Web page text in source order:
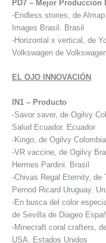
PD7 – Mejor Producción
-Endless stories, de
Images Brasil. Brasil
-Horizontal x vertical, de
Volkswagen de
EL OJO INNOVACIÓN
IN1 – Producto
-Savor saver, de Ogilvy
Salud Ecuador. Ecuador
-Kingo, de Ogilvy
-VR vaccine, de Ogilvy
Hermes Pardini. Brasil
-Chivas Regal Eternity,
Pernod Ricard Uruguay.
-En busca del color
de Sevilla de Diageo
-Minecraft coral crafters,
USA. Estados Unidos